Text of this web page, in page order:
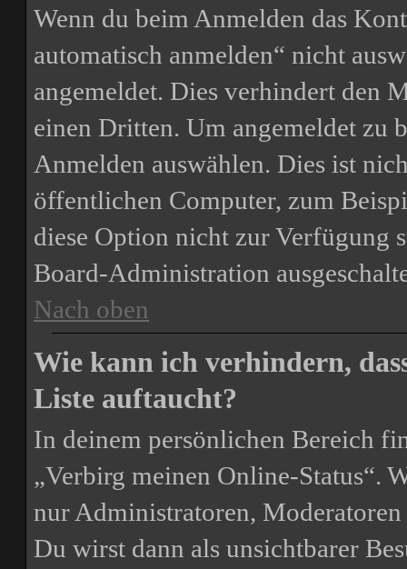
Wenn du beim Anmelden das
automatisch anmelden“ nicht
angemeldet. Dies verhindert den
einen Dritten. Um angemeldet zu
Anmelden auswählen. Dies ist
öffentlichen Computer, zum
diese Option nicht zur Verfügung
Board-Administration
Nach oben
Wie kann ich verhindern,
Liste auftaucht?
In deinem persönlichen Bereich
„Verbirg meinen Online-Status“.
nur Administratoren,
Du wirst dann als unsichtbarer